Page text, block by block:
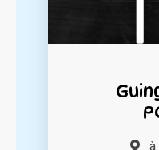
à